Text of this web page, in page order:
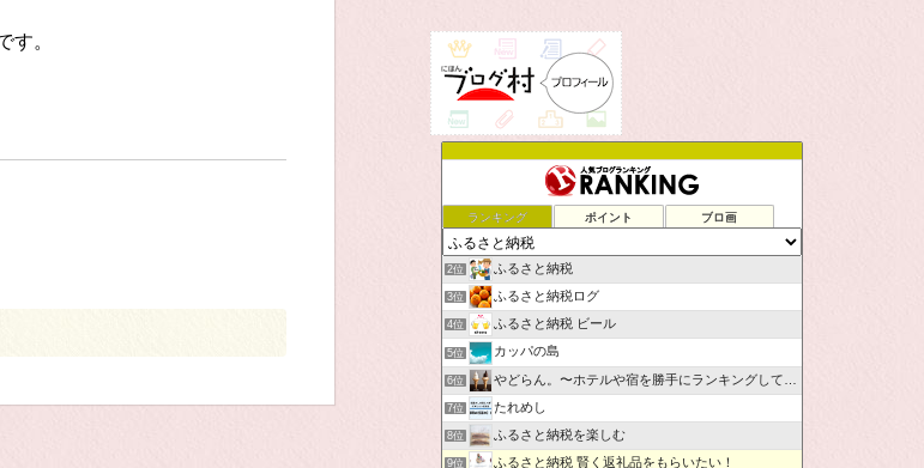
す。
ランキング ポイント ブロ画
2位 ふるさと納税
3位 ふるさと納税ログ
4位 ふるさと納税 ビール
5位 カッパの島
6位 やどらん。〜ホテルや宿を勝手にランキングしてみた〜
7位 たれめし
8位 ふるさと納税を楽しむ
9位 ふるさと納税 賢く返礼品をもらいたい！